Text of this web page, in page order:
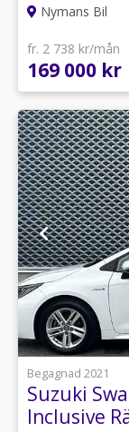
Nymans Bil
fr. 2 738 kr/mån
169 000 kr
Begagnad 2021
Suzuki
Inclusive